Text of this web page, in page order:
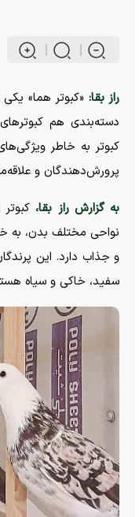
راز بقا: «کبوتر هما» یکی
دسته‌بندی هم
کبوتر به خاطر
پرورش‌دهندگان و
به گزارش راز بقا،
نواحی مختلف بدن، به
و جذاب دارد. این
سفید، خاکی و سیاه